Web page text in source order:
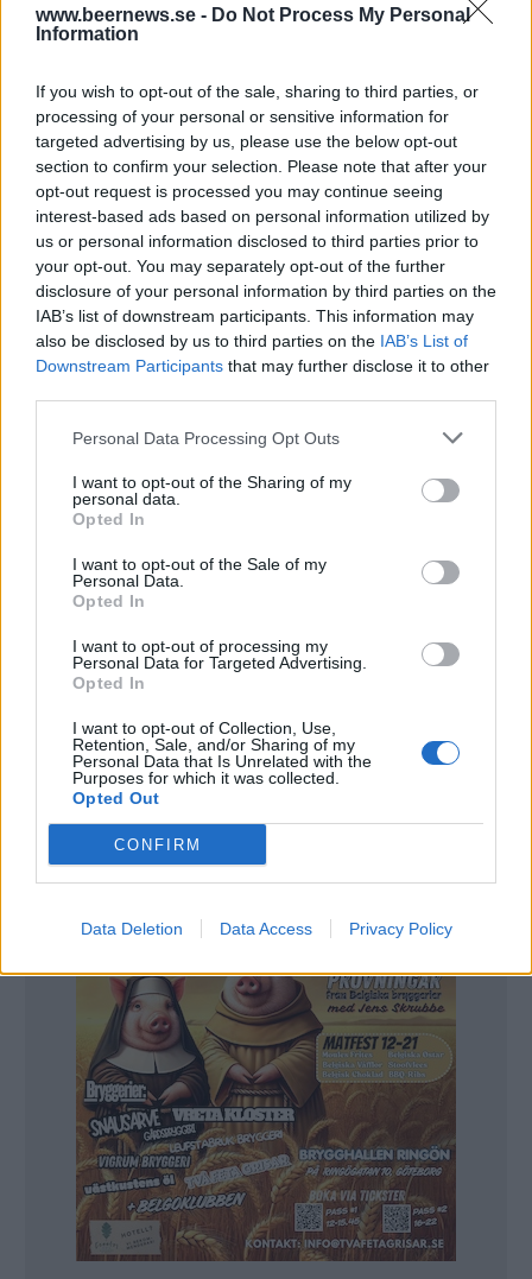
www.beernews.se - Do Not Process My Personal
Information
If you wish to opt-out of the sale, sharing to third parties, or
processing of your personal or sensitive information for
targeted advertising by us, please use the below opt-out
section to confirm your selection. Please note that after your
opt-out request is processed you may continue seeing
interest-based ads based on personal information utilized by
us or personal information disclosed to third parties prior to
your opt-out. You may separately opt-out of the further
disclosure of your personal information by third parties on the
IAB’s list of downstream participants. This information may
also be disclosed by us to third parties on the IAB’s List of
Downstream Participants that may further disclose it to other
Personal Data Processing Opt Outs
I want to opt-out of the Sharing of my
personal data.
Opted In
I want to opt-out of the Sale of my
Personal Data.
Opted In
I want to opt-out of processing my
Personal Data for Targeted Advertising.
Opted In
I want to opt-out of Collection, Use,
Retention, Sale, and/or Sharing of my
Personal Data that Is Unrelated with the
Purposes for which it was collected.
Opted Out
CONFIRM
Data Deletion Data Access Privacy Policy
De flesta ölnördar har koll på Cantillon Blåbær, som
blåbärslambic hyllas av många, och är kanske det
enda ölet i Europa som skapar lika långa köer som i
USA när det släpps riktigt hyllade öl.
Under ett antal år har det varit långa köer till
Himmeriget i Köpenhamn, där de eftertraktade
flaskorna har släppts under samma helg som
Mikkeller Beer Celebration Copenhagen genomförs.
Då har till och med de allra mest intresserade sovit
Cantillon Blåbär har nämligen ett väldigt högt värde
på den bytesmarknad som finns för ovanliga och
spännande öl.
Men tidigare i kväll kunde Beernews berätta om att
Himmeriget har fått nya delägare och at
Blåsbärssläppet inte blir kvar
baren.
I stället erfar Beernews att både Blåbær och Zwanze
kommer att erbjudas ute på Amager, där Drikkeriget
har sitt lager. Man ligger granne med Amager
Bryghus och de kommer också att vara inblandade i
evenemanget.